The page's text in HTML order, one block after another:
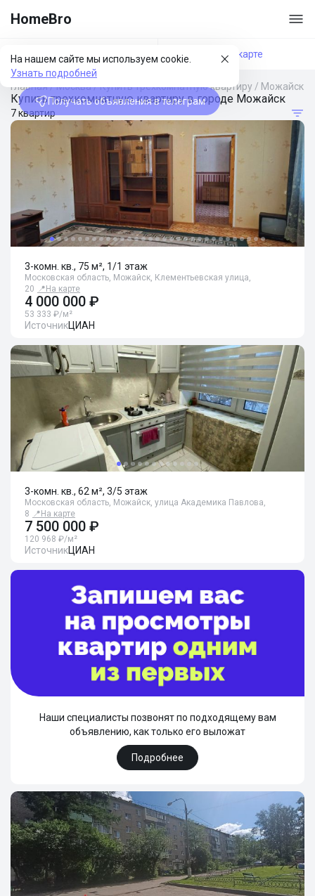
HomeBro
На нашем сайте мы используем cookie.
Узнать подробней
Получать объявления в телеграм
Фильтры На карте
Главная/Москва/Купить трехкомнатную квартиру / Можайск
Купить трехкомнатную квартиру в городе Можайск
7 квартир
3-комн. кв., 75 м², 1/1 этаж
Московская область, Можайск, Клементьевская улица,
20 📍 На карте
4 000 000 ₽
53 333 ₽/м²
ИсточникЦИАН
3-комн. кв., 62 м², 3/5 этаж
Московская область, Можайск, улица Академика Павлова,
8 📍 На карте
7 500 000 ₽
120 968 ₽/м²
ИсточникЦИАН
Наши специалисты позвонят по подходящему вам
объявлению, как только его выложат
Подробнее